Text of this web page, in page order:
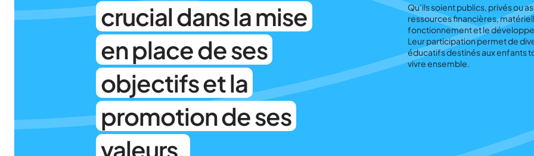
crucial dans la mise
en place de ses
objectifs et la
promotion de ses
valeurs.
Qu’ils soient publics, privés ou
ressources financières,
fonctionnement et le
Leur participation permet de
éducatifs destinés aux enfants
vivre ensemble.